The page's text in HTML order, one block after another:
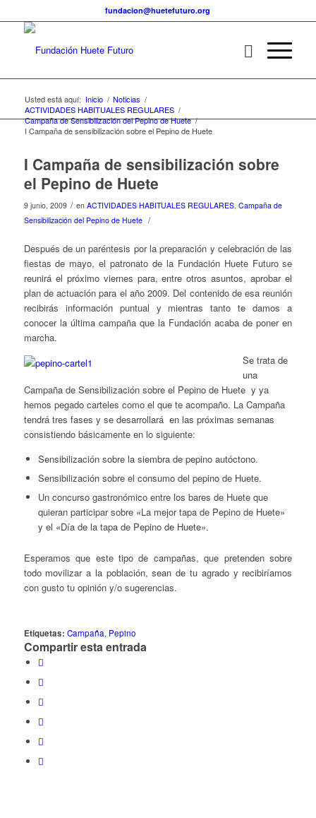
fundacion@huetefuturo.org
Usted está aquí: Inicio / Noticias /
ACTIVIDADES HABITUALES REGULARES /
Campaña de Sensibilización del Pepino de Huete /
I Campaña de sensibilización sobre el Pepino de Huete
I Campaña de sensibilización sobre
el Pepino de Huete
9 junio, 2009 / en ACTIVIDADES HABITUALES REGULARES, Campaña de
Sensibilización del Pepino de Huete /
Después de un paréntesis por la preparación y celebración de las
fiestas de mayo, el patronato de la Fundación Huete Futuro se
reunirá el próximo viernes para, entre otros asuntos, aprobar el
plan de actuación para el año 2009. Del contenido de esa reunión
recibirás información puntual y mientras tanto te damos a
conocer la última campaña que la Fundación acaba de poner en
marcha.
Se trata de
una
Campaña de Sensibilización sobre el Pepino de Huete y ya
hemos pegado carteles como el que te acompaño. La Campaña
tendrá tres fases y se desarrollará en las próximas semanas
consistiendo básicamente en lo siguiente:
Sensibilización sobre la siembra de pepino autóctono.
Sensibilización sobre el consumo del pepino de Huete.
Un concurso gastronómico entre los bares de Huete que
quieran participar sobre «La mejor tapa de Pepino de Huete»
y el «Día de la tapa de Pepino de Huete».
Esperamos que este tipo de campañas, que pretenden sobre
todo movilizar a la población, sean de tu agrado y recibiríamos
con gusto tu opinión y/o sugerencias.
Etiquetas: Campaña, Pepino
Compartir esta entrada